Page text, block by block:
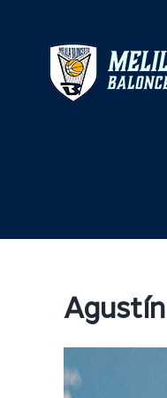
contenido
imagen